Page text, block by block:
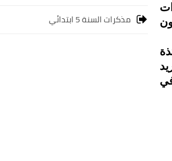
مذكرات السنة 5 ابتدائي